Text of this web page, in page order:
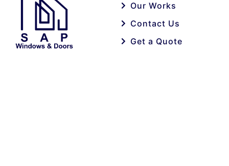
Our Works
Contact Us
Get a Quote